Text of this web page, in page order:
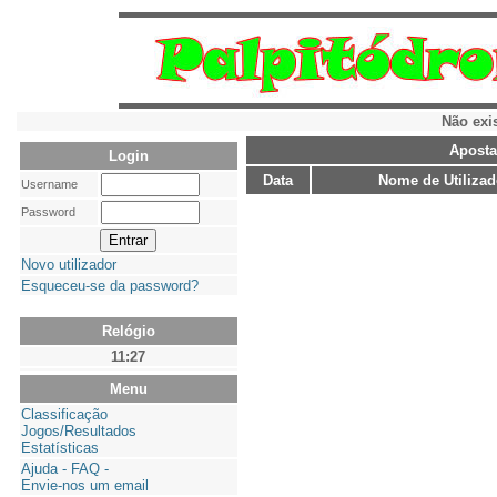
Não
Login
Username
Password
Novo utilizador
Esqueceu-se da password?
Relógio
11:27
Menu
Classificação
Jogos/Resultados
Estatísticas
Ajuda - FAQ -
Envie-nos um email
Data
Nome de